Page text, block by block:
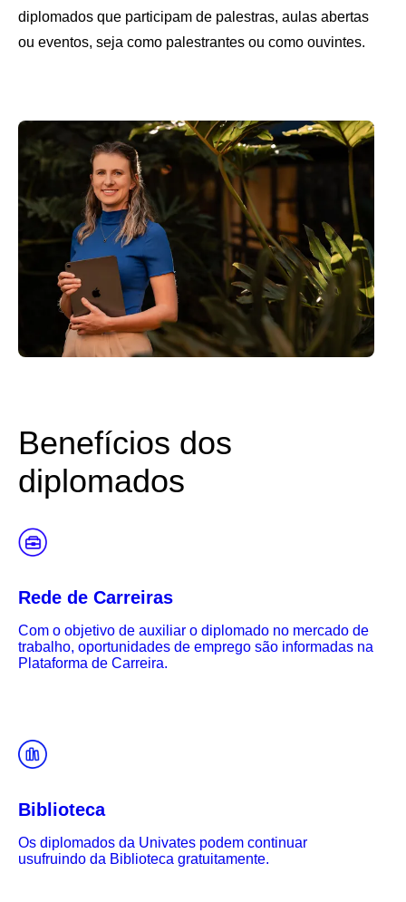
diplomados que participam de palestras, aulas abertas
ou eventos, seja como palestrantes ou como ouvintes.
Benefícios dos
diplomados
Rede de Carreiras
Com o objetivo de auxiliar o diplomado no mercado de
trabalho, oportunidades de emprego são informadas na
Plataforma de Carreira.
Biblioteca
Os diplomados da Univates podem continuar
usufruindo da Biblioteca gratuitamente.